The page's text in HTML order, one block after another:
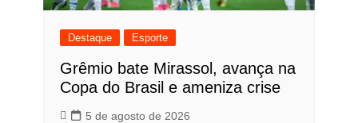
Destaque Esporte
Grêmio bate Mirassol, avança na
Copa do Brasil e ameniza crise
5 de agosto de 2026